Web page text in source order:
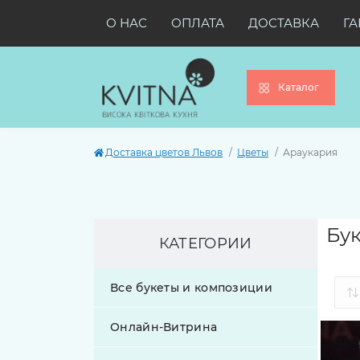
О НАС ОПЛАТА ДОСТАВКА
Каталог
Доставка цветов Львов Цветы Араукария
КАТЕГОРИИ
Все букеты и композиции
Онлайн-Витрина